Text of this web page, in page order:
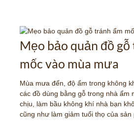
Mẹo bảo quản đồ
mốc vào mùa mưa
Mùa mưa đến, độ ẩm trong không
các đồ dùng bằng gỗ trong nhà ẩm
chịu, làm bầu không khí nhà bạn
cũng như làm giảm tuổi thọ của sản